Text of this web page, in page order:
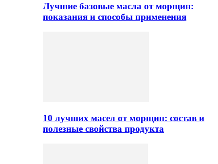
Лучшие базовые масла от морщин:
показания и способы применения
10 лучших масел от морщин: состав и
полезные свойства продукта